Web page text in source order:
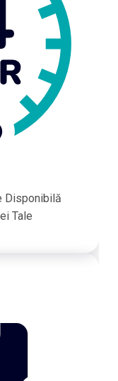
Disponibilă
Tale